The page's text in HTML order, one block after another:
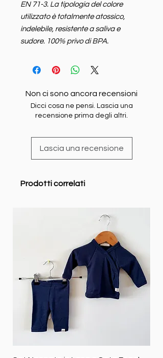
EN 71-3. La tipologia del colore
utilizzato è totalmente atossico,
indelebile, resistente a saliva e
sudore. 100% privo di BPA.
Non ci sono ancora recensioni
Dicci cosa ne pensi. Lascia una
recensione prima degli altri.
Lascia una recensione
Prodotti correlati